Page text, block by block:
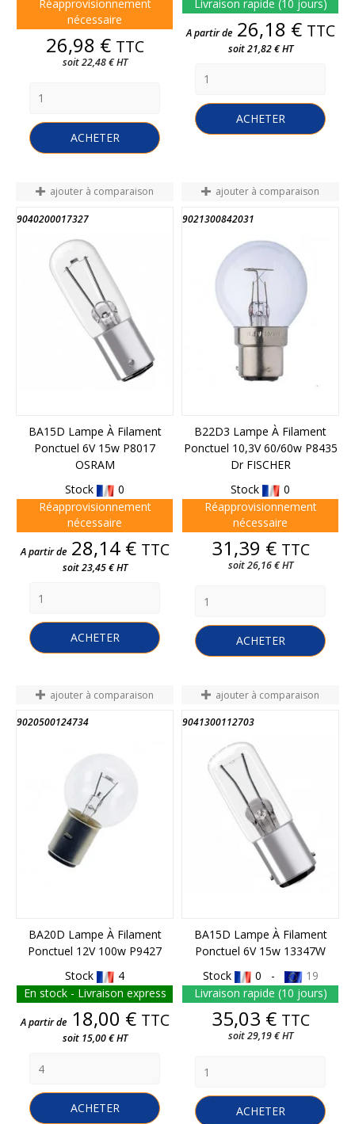
Réapprovisionnement
nécessaire
Prix
26,98 € TTC
soit 22,48 € HT
ACHETER
Livraison rapide (10 jours)
Prix
A partir de 26,18 € TTC
soit 21,82 € HT
ACHETER
ajouter à comparaison
9040200017327
BA15D Lampe À Filament
Ponctuel 6V 15w P8017
OSRAM
Stock
0
Réapprovisionnement
nécessaire
Prix
A partir de 28,14 € TTC
soit 23,45 € HT
ACHETER
ajouter à comparaison
9021300842031
B22D3 Lampe À Filament
Ponctuel 10,3V 60/60w P8435
Dr FISCHER
Stock
0
Réapprovisionnement
nécessaire
Prix
31,39 € TTC
soit 26,16 € HT
ACHETER
ajouter à comparaison
9020500124734
FIN DE STOCK
BA20D Lampe À Filament
Ponctuel 12V 100w P9427
Stock
4
En stock - Livraison express
Prix
A partir de 18,00 € TTC
soit 15,00 € HT
ACHETER
ajouter à comparaison
9041300112703
FIN DE STOCK
BA15D Lampe À Filament
Ponctuel 6V 15w 13347W
Stock
0 -
19
Livraison rapide (10 jours)
Prix
35,03 € TTC
soit 29,19 € HT
ACHETER